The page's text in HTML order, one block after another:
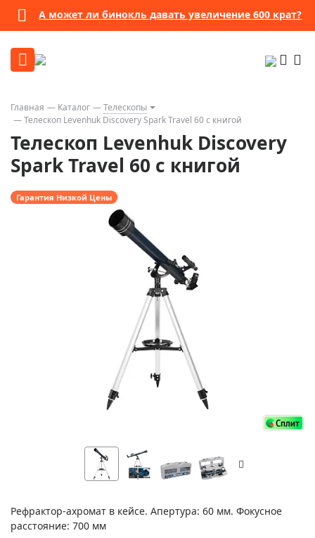
А может ли бинокль давать увеличение 600 крат?
Главная Каталог
Телескопы
Телескоп Levenhuk Discovery Spark Travel 60 с книгой
Телескоп Levenhuk Discovery
Spark Travel 60 с книгой
Гарантия Низкой Цены
Рефрактор-ахромат в кейсе. Апертура: 60 мм. Фокусное
расстояние: 700 мм